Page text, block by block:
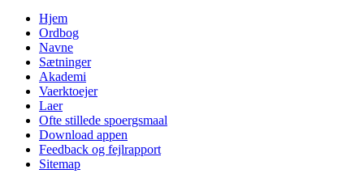
Hjem
Ordbog
Navne
Sætninger
Akademi
Vaerktoejer
Laer
Ofte stillede spoergsmaal
Download appen
Feedback og fejlrapport
Sitemap